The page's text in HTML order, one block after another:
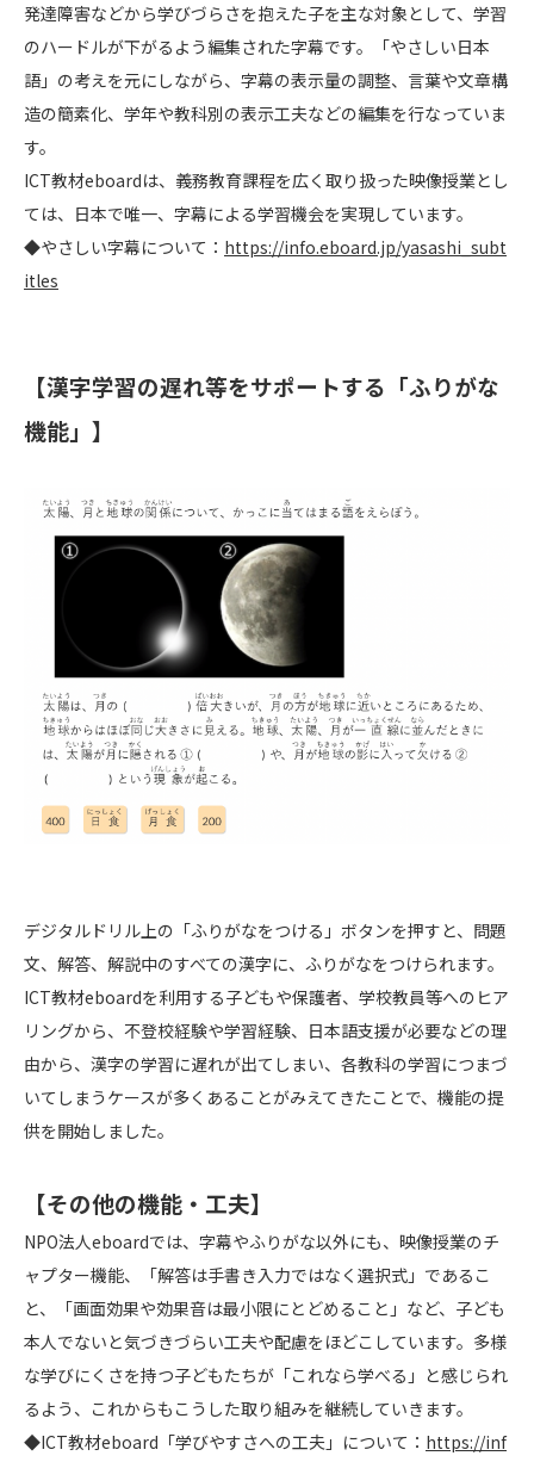
発達障害などから学びづらさを抱えた子を主な対象として、学習
のハードルが下がるよう編集された字幕です。「やさしい日本
語」の考えを元にしながら、字幕の表示量の調整、言葉や文章構
造の簡素化、学年や教科別の表示工夫などの編集を行なっていま
す。
ICT教材eboardは、義務教育課程を広く取り扱った映像授業とし
ては、日本で唯一、字幕による学習機会を実現しています。
◆やさしい字幕について： https://info.eboard.jp/yasashi_subt
itles
【漢字学習の遅れ等をサポートする「ふりがな
機能」】
デジタルドリル上の「ふりがなをつける」ボタンを押すと、問題
文、解答、解説中のすべての漢字に、ふりがなをつけられます。
ICT教材eboardを利用する子どもや保護者、学校教員等へのヒア
リングから、不登校経験や学習経験、日本語支援が必要などの理
由から、漢字の学習に遅れが出てしまい、各教科の学習につまづ
いてしまうケースが多くあることがみえてきたことで、機能の提
供を開始しました。
【その他の機能・工夫】
NPO法人eboardでは、字幕やふりがな以外にも、映像授業のチ
ャプター機能、「解答は手書き入力ではなく選択式」であるこ
と、「画面効果や効果音は最小限にとどめること」など、子ども
本人でないと気づきづらい工夫や配慮をほどこしています。多様
な学びにくさを持つ子どもたちが「これなら学べる」と感じられ
るよう、これからもこうした取り組みを継続していきます。
◆ICT教材eboard「学びやすさへの工夫」について： https://inf